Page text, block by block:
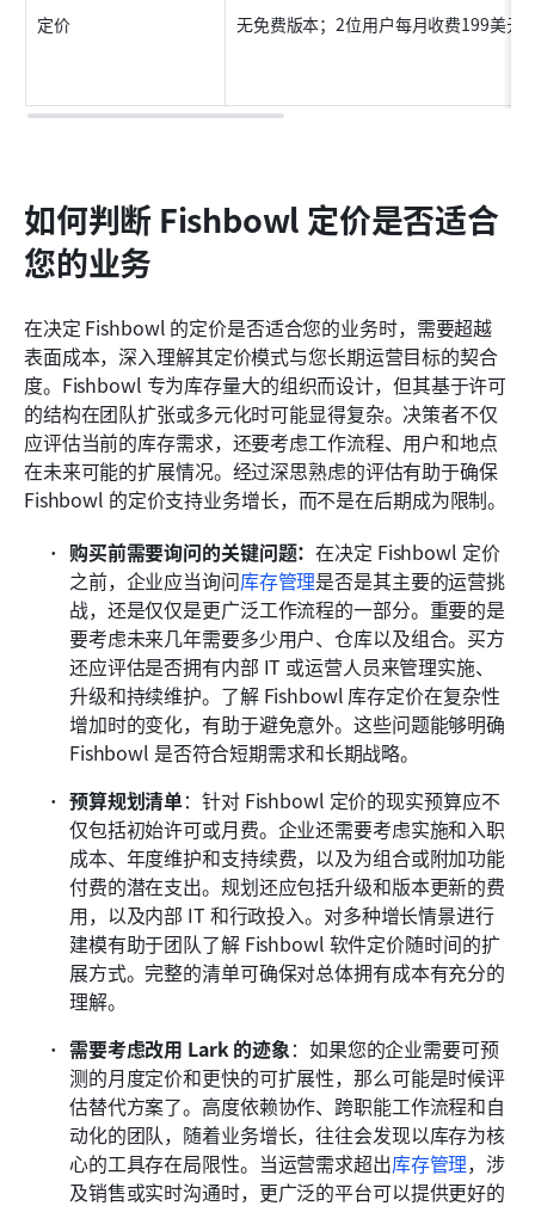
定价 无免费版本；2位用户每月收费199美元
如何判断 Fishbowl 定价是否适合
您的业务
在决定 Fishbowl 的定价是否适合您的业务时，需要超越
表面成本，深入理解其定价模式与您长期运营目标的契合
度。Fishbowl 专为库存量大的组织而设计，但其基于许可
的结构在团队扩张或多元化时可能显得复杂。决策者不仅
应评估当前的库存需求，还要考虑工作流程、用户和地点
在未来可能的扩展情况。经过深思熟虑的评估有助于确保
Fishbowl 的定价支持业务增长，而不是在后期成为限制。
购买前需要询问的关键问题：在决定 Fishbowl 定价
之前，企业应当询问库存管理是否是其主要的运营挑
战，还是仅仅是更广泛工作流程的一部分。重要的是
要考虑未来几年需要多少用户、仓库以及组合。买方
还应评估是否拥有内部 IT 或运营人员来管理实施、
升级和持续维护。了解 Fishbowl 库存定价在复杂性
增加时的变化，有助于避免意外。这些问题能够明确
Fishbowl 是否符合短期需求和长期战略。
预算规划清单：针对 Fishbowl 定价的现实预算应不
仅包括初始许可或月费。企业还需要考虑实施和入职
成本、年度维护和支持续费，以及为组合或附加功能
付费的潜在支出。规划还应包括升级和版本更新的费
用，以及内部 IT 和行政投入。对多种增长情景进行
建模有助于团队了解 Fishbowl 软件定价随时间的扩
展方式。完整的清单可确保对总体拥有成本有充分的
理解。
需要考虑改用 Lark 的迹象：如果您的企业需要可预
测的月度定价和更快的可扩展性，那么可能是时候评
估替代方案了。高度依赖协作、跨职能工作流程和自
动化的团队，随着业务增长，往往会发现以库存为核
心的工具存在局限性。当运营需求超出库存管理，涉
及销售或实时沟通时，更广泛的平台可以提供更好的